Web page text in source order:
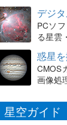
デジ
PCソ
る星雲
惑星
CMOS
画像処
星空ガイド